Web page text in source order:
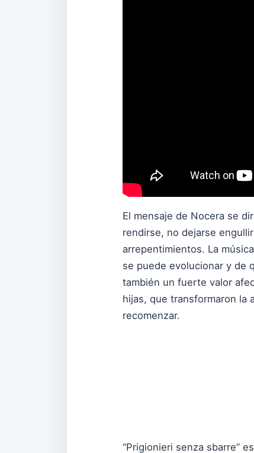
El mensaje de Nocera se
rendirse, no dejarse
arrepentimientos. La
se puede evolucionar y de
también un fuerte valor
hijas, que transformaron la
recomenzar.
“Prigionieri senza sbarre”